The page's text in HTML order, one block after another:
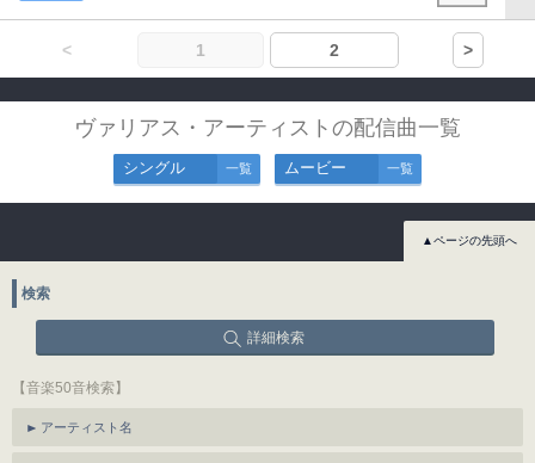
< 1 2 >
ヴァリアス・アーティストの配信曲一覧
シングル 一覧 ムービー 一覧
▲ページの先頭へ
検索
詳細検索
【音楽50音検索】
アーティスト名